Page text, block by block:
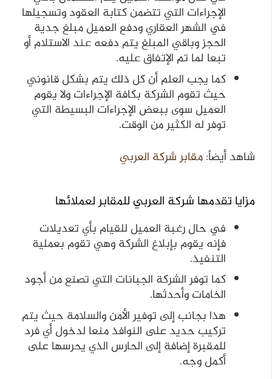
الإجراءات التي تتضمن كتابة العقود وتسجيلها
في الشهر العقاري ودفع العميل مبلغ جدية
الحجز وباقي المبلغ يتم دفعه عند الاستلام أو
تبعا لما تم الإتفاق عليه.
كما يجب العلم أن كل ذلك يتم بشكل قانوني
حيث تقوم الشركة بكافة الإجراءات ولا يقوم
العميل سوى ببعض الإجراءات البسيطة التي
توفر له الكثير من الوقت.
شاهد أيضاً:مقابر شركة العربي
مزايا تقدمها شركة العربي للمقابر لعملائها
في حال رغبة العميل للقيام بأي تعديلات
فإنه يقوم بإبلاغ الشركة وهي تقوم بعملية
التنفيذ.
كما توفر الشركة الجبانات التي تصنع من أجود
الخامات وأحدثها.
هذا بجانب إلى توفير الأمن والسلامة حيث يتم
تركيب حديد على النوافذ منعا لدخول أي فرد
للمقبرة إضافة إلى الحارس الذي يحرسها على
أكمل وجه.